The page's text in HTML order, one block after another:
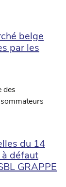
belge
par les
des
du 14
défaut
GRAPPE